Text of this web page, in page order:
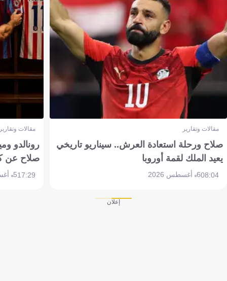
مقالات وتقارير
صلاح ورحلة استعادة العرش.. سيناريو تاريخي
يعيد الملك لقمة أوروبا
08:046 أغسطس 2026
مقالات
رونالدو
صلاح عن
17:295 أغسطس 2026
إعلان